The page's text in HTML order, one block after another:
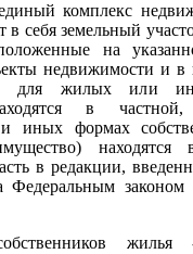
комплекс
в себя земельный
на
недвижимости и в
для жилых или
в частной,
иных формах
находятся
в редакции,
Федеральным
жилья